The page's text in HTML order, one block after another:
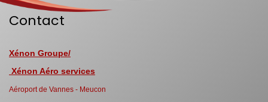
Contact
Xénon Groupe/
Xénon Aéro services
Aéroport de Vannes - Meucon